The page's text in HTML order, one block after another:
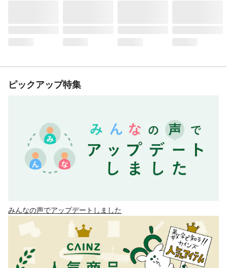
ピックアップ特集
みんなの声でアップデートしました